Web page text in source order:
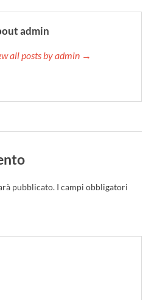
admin
all posts by admin →
pubblicato. I campi obbligatori